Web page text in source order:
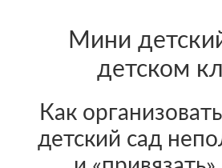
Мини
детском
Как
детский сад